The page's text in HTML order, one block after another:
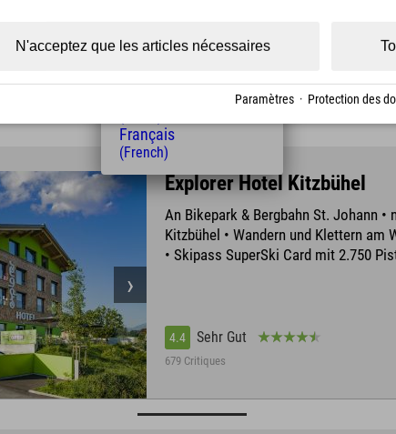
4.5 Sehr Gut
Explorer Hotel Kitzbühel
An Bikepark & Bergbahn St. Johann •
Kitzbühel • Wandern und Klettern am
• Skipass SuperSki Card mit 2.750
4.4 Sehr Gut
679 Critiques
N'acceptez que les articles nécessaires
Paramètres · Protection des
(Polish)
(Hungarian)
Français
(French)